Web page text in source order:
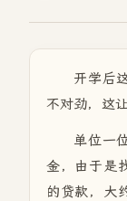
开学后
不对劲，这
单位一
金，由于是
的贷款，大